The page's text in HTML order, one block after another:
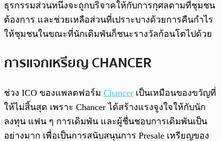
ธุรกรรมส่วนหนึ่งจะถูกบริจาคให้กับการกุศลตามที่ชุมชน
ต้องการ และช่วยเหลือส่วนที่เปราะบางด้วยการคืนกำไร
ให้ชุมชนในขณะที่นักเดิมพันก็ชนะรางวัลก้อนโตไปด้วย
การแจกเหรียญ CHANCER
ช่วง ICO ของแพลตฟอร์ม Chancer เป็นเหมือนของขวัญที่
ให้ไม่สิ้นสุด เพราะ Chancer ได้สร้างแรงจูงใจให้กับนัก
ลงทุน แฟน ๆ การเดิมพัน และผู้ชื่นชอบการเดิมพันเป็น
อย่างมาก เพื่อเป็นการสนับสนุนการ Presale เหรียญของ